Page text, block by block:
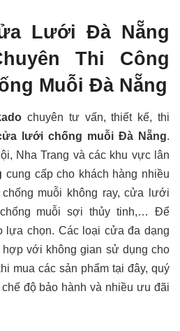
Lưới Đà Nẵng
Thi Công
Muỗi Đà Nẵng
chuyên tư vấn, thiết kế, thi
lưới chống muỗi Đà Nẵng.
Nha Trang và các khu vực lân
cung cấp cho khách hàng nhiều
muỗi không ray, cửa lưới
muỗi sợi thủy tinh,… Để
lựa chọn. Các loại cửa đa dạng
hợp với không gian sử dụng cho
mua các sản phẩm tại đây, quý
độ bảo hành và nhiều ưu đãi